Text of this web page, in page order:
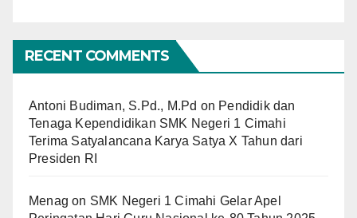
RECENT COMMENTS
Antoni Budiman, S.Pd., M.Pd on Pendidik dan
Tenaga Kependidikan SMK Negeri 1 Cimahi
Terima Satyalancana Karya Satya X Tahun dari
Presiden RI
Menag on SMK Negeri 1 Cimahi Gelar Apel